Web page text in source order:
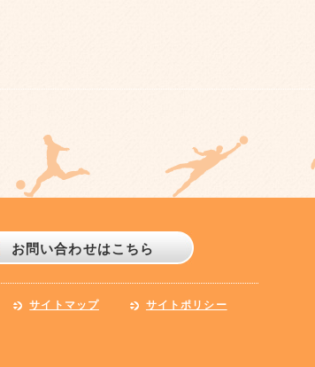
お問い合わせはこちら
サイトマップ サイトポリシー